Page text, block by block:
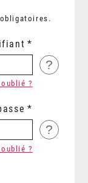
?
?
?
?